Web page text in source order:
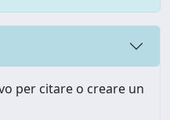
per citare o creare un